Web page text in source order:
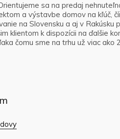
sa na predaj
a výstavbe domov na kľúč,
na Slovensku a aj v Rakúsku
klientom k dispozícii na ďalšie
čomu sme na trhu už viac ako